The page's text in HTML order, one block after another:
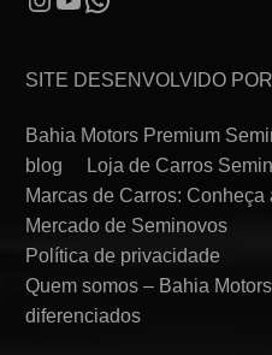
SITE DESENVOLVIDO
Bahia Motors Premium
blog
Loja de Carros
Marcas de Carros:
Mercado de Seminovos
Política de privacidade
Quem somos – Bahia
diferenciados